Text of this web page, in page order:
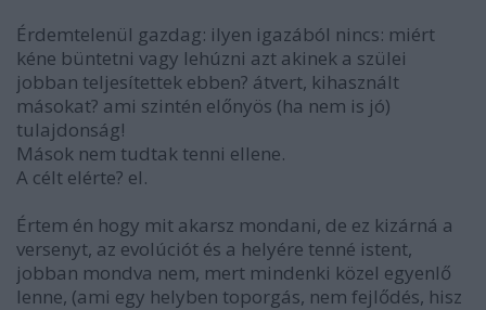
Érdemtelenül gazdag: ilyen igazából nincs: miért
kéne büntetni vagy lehúzni azt akinek a szülei
jobban teljesítettek ebben? átvert, kihasznált
másokat? ami szintén előnyös (ha nem is jó)
tulajdonság!
Mások nem tudtak tenni ellene.
A célt elérte? el.
Értem én hogy mit akarsz mondani, de ez kizárná a
versenyt, az evolúciót és a helyére tenné istent,
jobban mondva nem, mert mindenki közel egyenlő
lenne, (ami egy helyben toporgás, nem fejlődés, hisz